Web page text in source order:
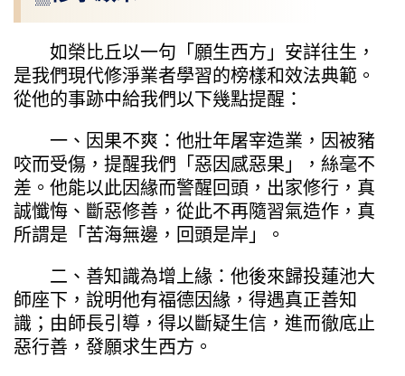
如榮比丘以一句「願生西方」安詳往生，
是我們現代修淨業者學習的榜樣和效法典範。
從他的事跡中給我們以下幾點提醒：
一、因果不爽：他壯年屠宰造業，因被豬
咬而受傷，提醒我們「惡因感惡果」，絲毫不
差。他能以此因緣而警醒回頭，出家修行，真
誠懺悔、斷惡修善，從此不再隨習氣造作，真
所謂是「苦海無邊，回頭是岸」。
二、善知識為增上緣：他後來歸投蓮池大
師座下，說明他有福德因緣，得遇真正善知
識；由師長引導，得以斷疑生信，進而徹底止
惡行善，發願求生西方。